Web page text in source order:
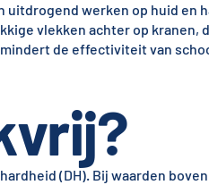
uitdrogend werken op huid en
vlekken achter op kranen,
de effectiviteit van
(DH). Bij waarden